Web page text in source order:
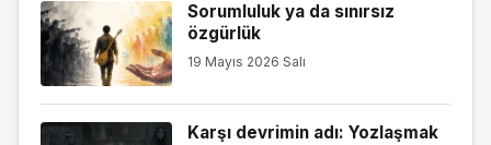
Sorumluluk ya da sınırsız
özgürlük
19 Mayıs 2026 Salı
Karşı devrimin adı: Yozlaşmak